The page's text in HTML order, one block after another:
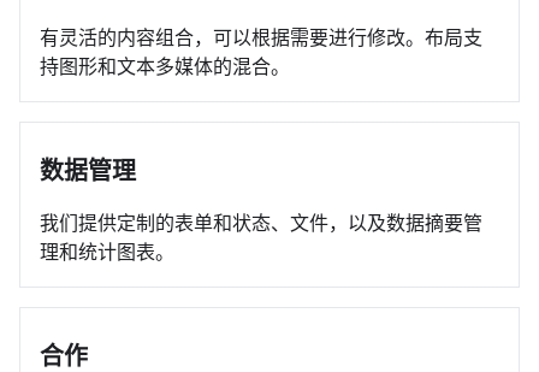
有灵活的内容组合，可以根据需要进行修改。布局支
持图形和文本多媒体的混合。
数据管理
我们提供定制的表单和状态、文件，以及数据摘要管
理和统计图表。
合作